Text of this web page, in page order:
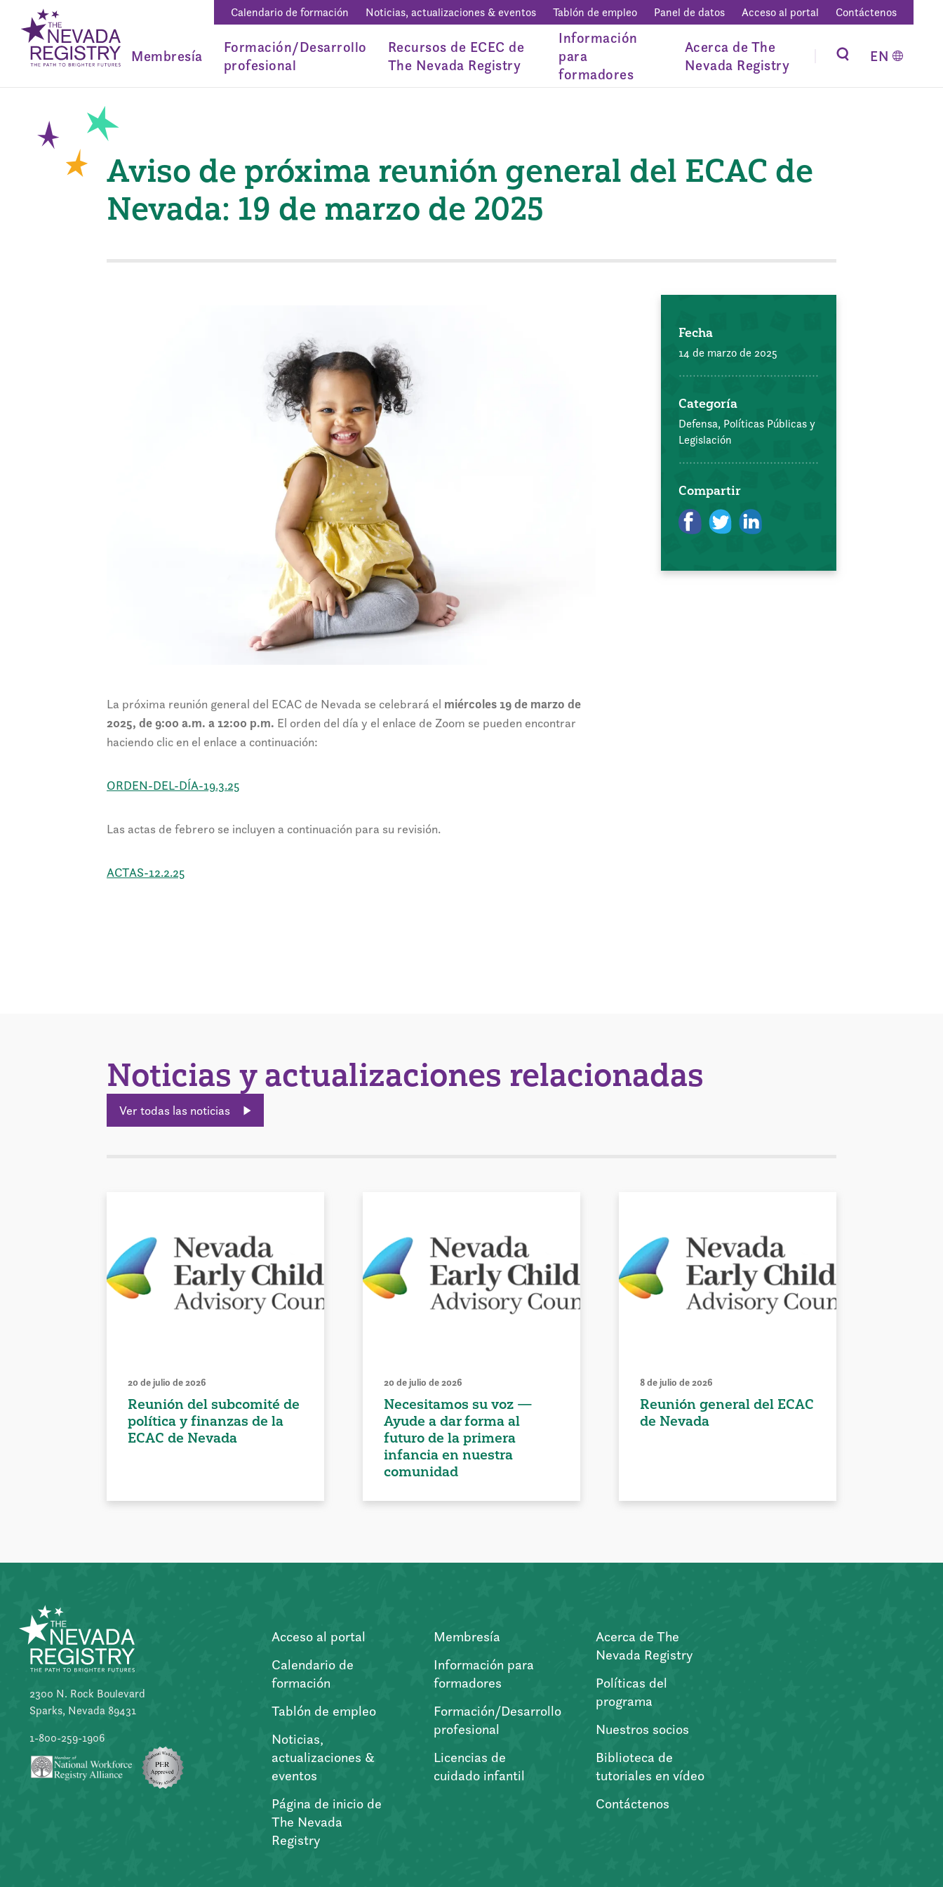
Calendario de formación Noticias, actualizaciones & eventos Tablón de empleo Panel de datos Acceso al portal Contáctenos
Membresía
Formación/Desarrollo
profesional
Recursos de ECEC de
The Nevada Registry
Información
para
formadores
Acerca de The
Nevada Registry
EN
Aviso de próxima reunión general del ECAC de
Nevada: 19 de marzo de 2025
La próxima reunión general del ECAC de Nevada se celebrará el miércoles 19 de marzo de
2025, de9:00 a.m. a 12:00 p.m. El orden del día y el enlace de Zoom se pueden encontrar
haciendo clic en el enlace a continuación:
ORDEN-DEL-DÍA-19.3.25
Las actas de febrero se incluyen a continuación para su revisión.
ACTAS-12.2.25
Fecha
14 de marzo de 2025
Categoría
Defensa, Políticas Públicas y
Legislación
Compartir
Noticias y actualizaciones relacionadas
Ver todas las noticias
20 de julio de 2026
Reunión del subcomité de
política y finanzas de la
ECAC de Nevada
20 de julio de 2026
Necesitamos su voz —
Ayude a dar forma al
futuro de la primera
infancia en nuestra
comunidad
8 de julio de 2026
Reunión general del ECAC
de Nevada
2300 N. Rock Boulevard
Sparks, Nevada 89431
1-800-259-1906
Acceso al portal
Calendario de
formación
Tablón de empleo
Noticias,
actualizaciones &
eventos
Página de inicio de
The Nevada
Registry
Membresía
Información para
formadores
Formación/Desarrollo
profesional
Licencias de
cuidado infantil
Acerca de The
Nevada Registry
Políticas del
programa
Nuestros socios
Biblioteca de
tutoriales en vídeo
Contáctenos